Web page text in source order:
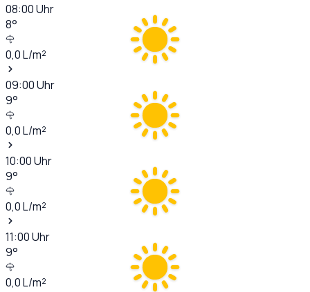
08:00Uhr
8°
0,0L/m²
09:00Uhr
9°
0,0L/m²
10:00Uhr
9°
0,0L/m²
11:00Uhr
9°
0,0L/m²